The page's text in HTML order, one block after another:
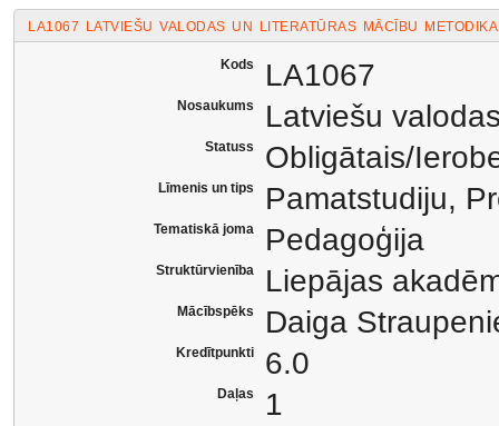
LA1067 LATVIEŠU VALODAS UN LITERATŪRAS MĀCĪBU METODIKA
Kods LA1067
Nosaukums Latviešu
Statuss Obligātais/
Līmenis un tips Pamatstudiju,
Tematiskā joma Pedagoģija
Struktūrvienība Liepājas
Mācībspēks Daiga
Kredītpunkti 6.0
Daļas 1